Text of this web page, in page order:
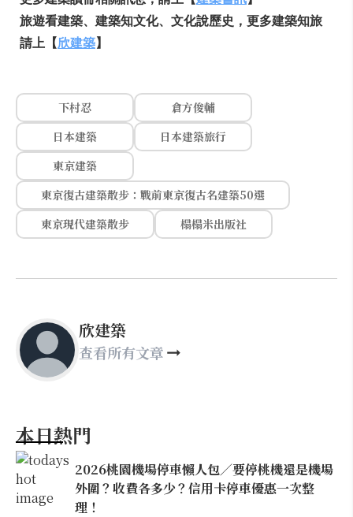
旅遊看建築、建築知文化、文化說歷史，更多建築知旅
請上【欣建築】
下村忍
倉方俊輔
日本建築
日本建築旅行
東京建築
東京復古建築散步：戰前東京復古名建築50選
東京現代建築散步
榻榻米出版社
欣建築
查看所有文章
本日熱門
2026桃園機場停車懶人包／要停桃機還是機場
外圍？收費各多少？信用卡停車優惠一次整
理！